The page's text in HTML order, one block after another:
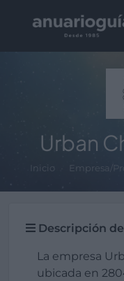
Urban
Inicio Empresa/
Descripción
La empresa
ubicada en